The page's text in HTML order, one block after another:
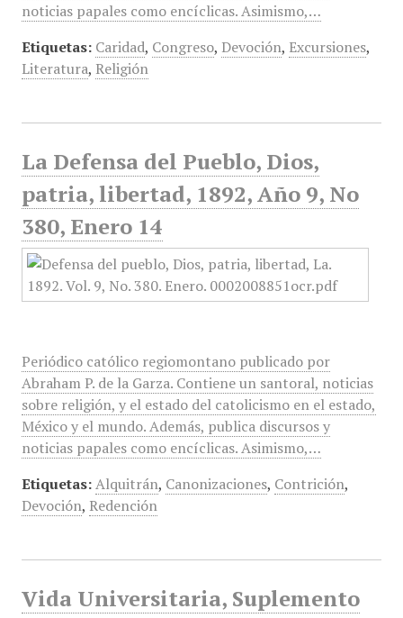
noticias papales como encíclicas. Asimismo,…
Etiquetas: Caridad, Congreso, Devoción, Excursiones,
Literatura, Religión
La Defensa del Pueblo, Dios,
patria, libertad, 1892, Año 9, No
380, Enero 14
Periódico católico regiomontano publicado por
Abraham P. de la Garza. Contiene un santoral, noticias
sobre religión, y el estado del catolicismo en el estado,
México y el mundo. Además, publica discursos y
noticias papales como encíclicas. Asimismo,…
Etiquetas: Alquitrán, Canonizaciones, Contrición,
Devoción, Redención
Vida Universitaria, Suplemento